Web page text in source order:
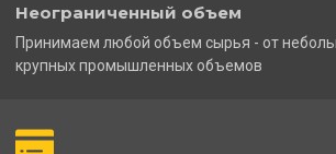
Неограниченный объем
Принимаем любой объем сырья - от
крупных промышленных объемов